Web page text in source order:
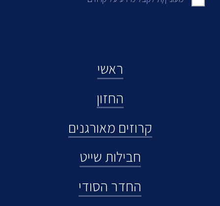
ראשי
החזון
קרוזים מאורגנים
חבילות שייט
החדר הסודי